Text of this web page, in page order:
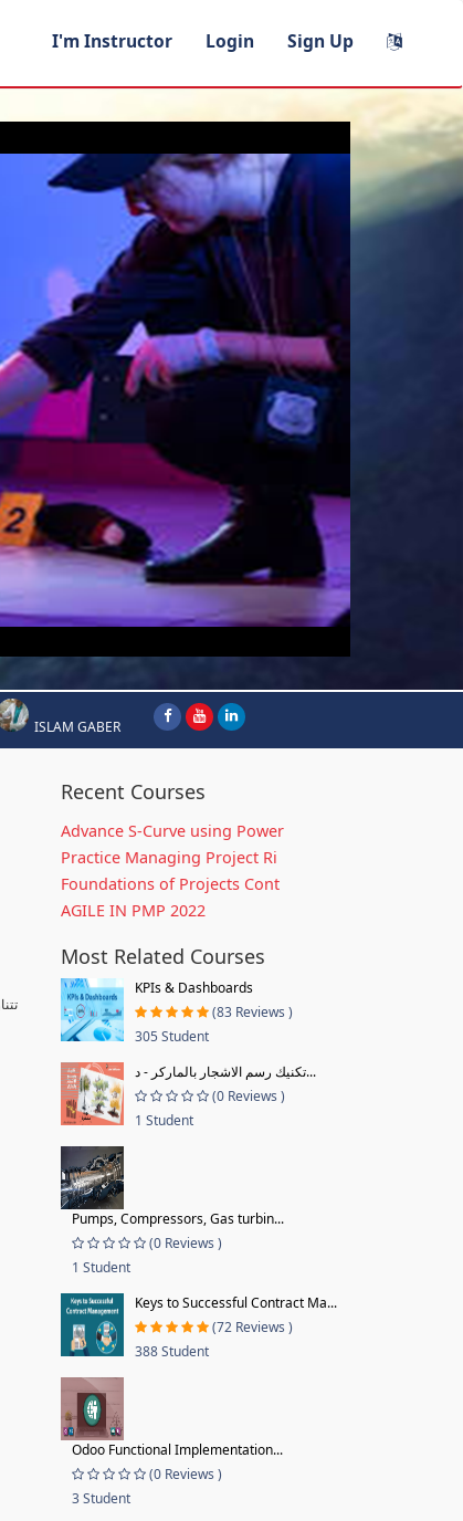
I'm Instructor Login Sign Up
ISLAM GABER
Recent Courses
Advance S-Curve using Power
Practice Managing Project Ri
Foundations of Projects Cont
AGILE IN PMP 2022
Most Related Courses
KPIs & Dashboards
(83 Reviews )
305 Student
تكنيك رسم الاشجار بالماركر - د...
(0 Reviews )
1 Student
Pumps, Compressors, Gas turbin...
(0 Reviews )
1 Student
Keys to Successful Contract Ma...
(72 Reviews )
388 Student
Odoo Functional Implementation...
(0 Reviews )
3 Student